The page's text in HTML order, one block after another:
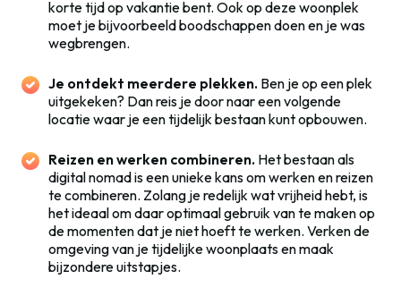
korte tijd op vakantie bent. Ook op deze woonplek
moet je bijvoorbeeld boodschappen doen en je was
wegbrengen.
Je ontdekt meerdere plekken. Ben je op een plek
uitgekeken? Dan reis je door naar een volgende
locatie waar je een tijdelijk bestaan kunt opbouwen.
Reizen en werken combineren. Het bestaan als
digital nomad is een unieke kans om werken en reizen
te combineren. Zolang je redelijk wat vrijheid hebt, is
het ideaal om daar optimaal gebruik van te maken op
de momenten dat je niet hoeft te werken. Verken de
omgeving van je tijdelijke woonplaats en maak
bijzondere uitstapjes.